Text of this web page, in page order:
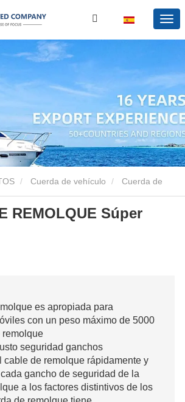
Cuerda de vehículo Cuerda de
DE REMOLQUE Súper Fuerza
REMOLQUE Súper
es apropiada para
con un peso máximo de 5000
remolque
seguridad ganchos
cable de remolque rápidamente y
gancho de seguridad de la
a los factores distintivos de los